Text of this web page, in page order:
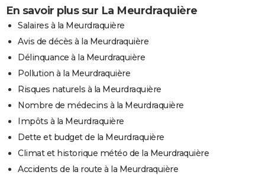
En savoir plus sur La Meurdraquière
Salaires à la Meurdraquière
Avis de décès à la Meurdraquière
Délinquance à la Meurdraquière
Pollution à la Meurdraquière
Risques naturels à la Meurdraquière
Nombre de médecins à la Meurdraquière
Impôts à la Meurdraquière
Dette et budget de la Meurdraquière
Climat et historique météo de la Meurdraquière
Accidents de la route à la Meurdraquière